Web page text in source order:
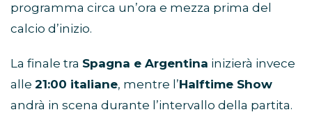
programma circa un’ora e mezza prima del
calcio d’inizio.
La finale tra Spagna e Argentina inizierà invece
alle 21:00 italiane, mentre l’Halftime Show
andrà in scena durante l’intervallo della partita.